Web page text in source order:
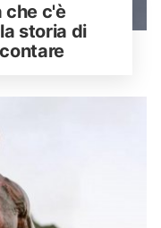
che c'è
storia di